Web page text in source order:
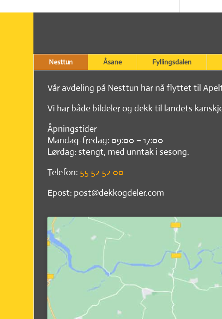
Nesttun Åsane Fyllingsdalen
Vår avdeling på Nesttun har nå flyttet til
Vi har både bildeler og dekk til landets
Åpningstider
Mandag-fredag: 09:00 – 17:00
Lørdag: stengt, med unntak i sesong.
Telefon: 55 52 52 00
Epost: post@dekkogdeler.com